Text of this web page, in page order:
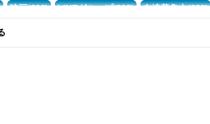
映画(396) LINEグループ(388) 友達募集中(382)
ト(320)